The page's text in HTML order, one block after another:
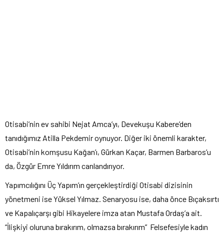
Otisabi’nin ev sahibi Nejat Amca’yı, Devekuşu Kabere’den
tanıdığımız Atilla Pekdemir oynuyor. Diğer iki önemli karakter,
Otisabi’nin komşusu Kağan’ı, Gürkan Kaçar, Barmen Barbaros’u
da, Özgür Emre Yıldırım canlandırıyor.
Yapımcılığını Üç Yapım’ın gerçekleştirdiği Otisabi dizisinin
yönetmeni ise Yüksel Yılmaz. Senaryosu ise, daha önce Bıçaksırtı
ve Kapalıçarşı gibi Hikayelere imza atan Mustafa Ordaş’a ait.
“İlişkiyi oluruna bırakırım, olmazsa bırakırım” Felsefesiyle kadın